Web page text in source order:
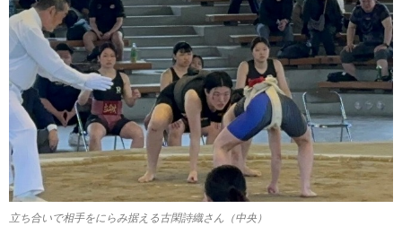
立ち合いで相手をにらみ据える古閑詩織さん（中央）